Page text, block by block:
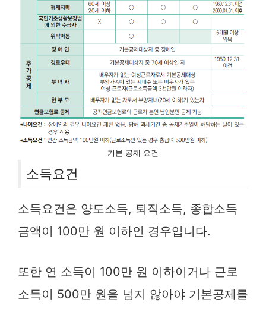
기본 공제 요건
소득요건
소득요건은 양도소득, 퇴직소득, 종합소득
금액이 100만 원 이하인 경우입니다.
또한 연 소득이 100만 원 이하이거나 근로
소득이 500만 원을 넘지 않아야 기본공제를